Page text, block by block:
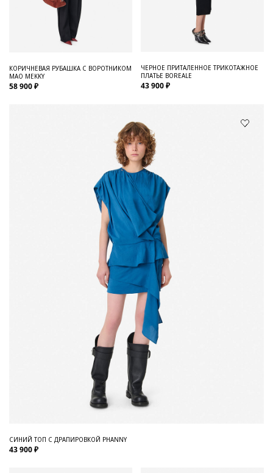
КОРИЧНЕВАЯ РУБАШКА С ВОРОТНИКОМ
МАО MEKKY
58 900 ₽
ЧЕРНОЕ ПРИТАЛЕННОЕ ТРИКОТАЖНОЕ
ПЛАТЬЕ BOREALE
43 900 ₽
СИНИЙ ТОП С ДРАПИРОВКОЙ PHANNY
43 900 ₽